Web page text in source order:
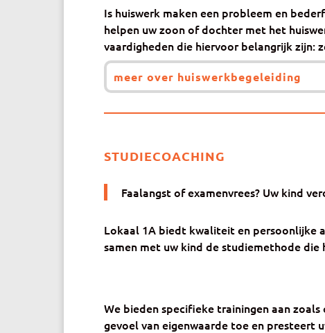
Is huiswerk maken een probleem en
helpen uw zoon of dochter met het
vaardigheden die hiervoor belangrijk zijn:
meer over huiswerkbegeleiding
STUDIECOACHING
Faalangst of examenvrees? Uw kind
Lokaal 1A biedt kwaliteit en persoonlijke
samen met uw kind de studiemethode
We bieden specifieke trainingen aan
gevoel van eigenwaarde toe en presteert